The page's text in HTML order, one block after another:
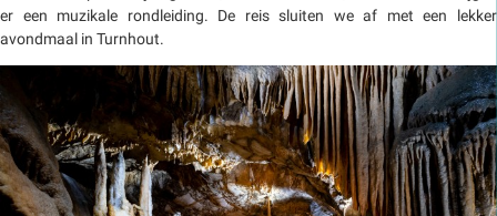
er een muzikale rondleiding. De reis sluiten we af met een lekker
avondmaal in Turnhout.